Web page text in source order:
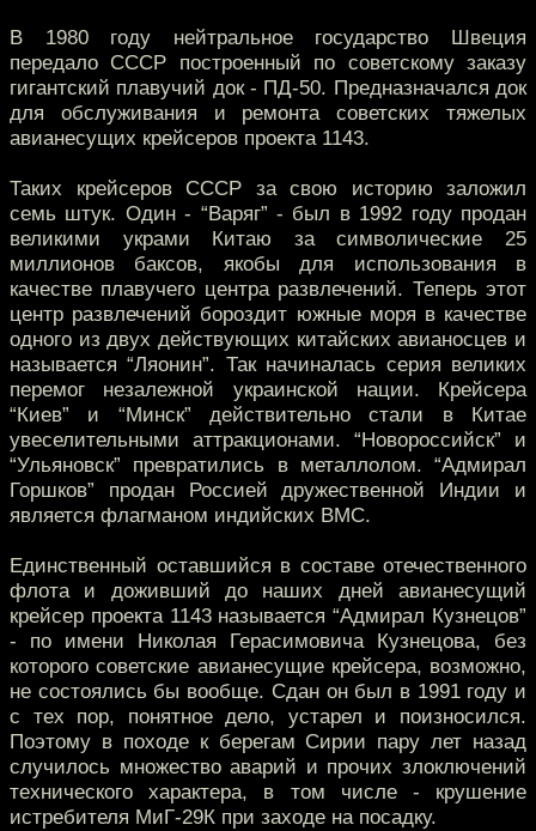
В 1980 году нейтральное государство Швеция
передало СССР построенный по советскому заказу
гигантский плавучий док - ПД-50. Предназначался док
для обслуживания и ремонта советских тяжелых
авианесущих крейсеров проекта 1143.
Таких крейсеров СССР за свою историю заложил
семь штук. Один - “Варяг” - был в 1992 году продан
великими украми Китаю за символические 25
миллионов баксов, якобы для использования в
качестве плавучего центра развлечений. Теперь этот
центр развлечений бороздит южные моря в качестве
одного из двух действующих китайских авианосцев и
называется “Ляонин”. Так начиналась серия великих
перемог незалежной украинской нации. Крейсера
“Киев” и “Минск” действительно стали в Китае
увеселительными аттракционами. “Новороссийск” и
“Ульяновск” превратились в металлолом. “Адмирал
Горшков” продан Россией дружественной Индии и
является флагманом индийских ВМС.
Единственный оставшийся в составе отечественного
флота и доживший до наших дней авианесущий
крейсер проекта 1143 называется “Адмирал Кузнецов”
- по имени Николая Герасимовича Кузнецова, без
которого советские авианесущие крейсера, возможно,
не состоялись бы вообще. Сдан он был в 1991 году и
с тех пор, понятное дело, устарел и поизносился.
Поэтому в походе к берегам Сирии пару лет назад
случилось множество аварий и прочих злоключений
технического характера, в том числе - крушение
истребителя МиГ-29К при заходе на посадку.